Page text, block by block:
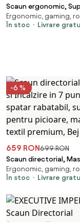
Scaun ergonomic,
Lombar 3 Zone
Spătar ajustabil pe
Ergonomic, gaming,
În stoc
Livrare
-6 %
659 RON699 RON
Scaun directorial,
Incalzire in 7 puncte,
rabatabil, suport
premium, Bej
Ergonomic, gaming,
În stoc
Livrare